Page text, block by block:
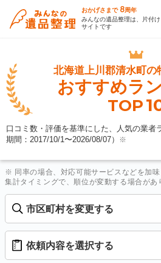
おかげさまで 8周年
みんなの遺品整理は、片付
サイトです
北海道上川郡清水町の
おすすめラ
TOP
口コミ数・評価を基準にした、人気の業者
期間：2017/10/1〜2026/08/07） ※
※ 同率の場合、対応可能サービスなどを加
集計タイミングで、順位が変動する場合があ
市区町村を変更する
依頼内容を選択する